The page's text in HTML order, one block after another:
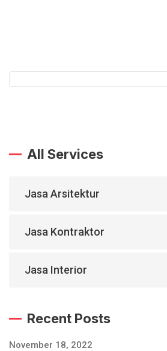
All Services
Jasa Arsitektur
Jasa Kontraktor
Jasa Interior
Recent Posts
November 18, 2022